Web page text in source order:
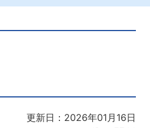
更新日：2026年01月16日